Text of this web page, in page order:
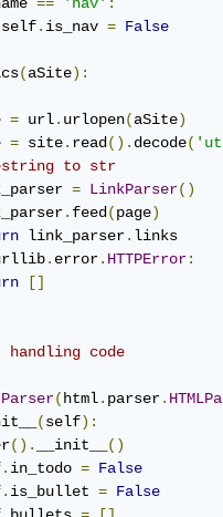
== 'nav' :
            self
. is_nav = False
(aSite):
= url. urlopen(aSite)
= site. read(). decode(
to str
link_parser
= LinkParser()
link_parser
. feed(page)
link_parser. links
. error. HTTPError:
[]
handling code
(html. parser.
(self):
(). __init__
()
. in_todo = False
. is_bullet = False